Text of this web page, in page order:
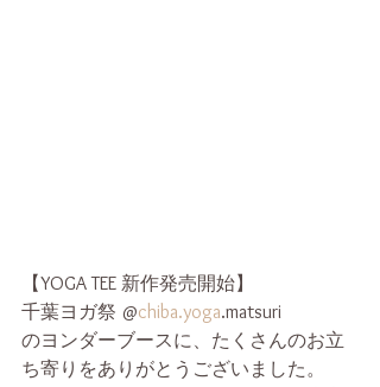
【YOGA TEE 新作発売開始】
千葉ヨガ祭 @chiba.yoga.matsuri
のヨンダーブースに、たくさんのお立
ち寄りをありがとうございました。